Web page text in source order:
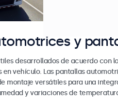
y
desarrollados de acuerdo con
vehículo. Las pantallas
montaje versátiles para una
y variaciones de